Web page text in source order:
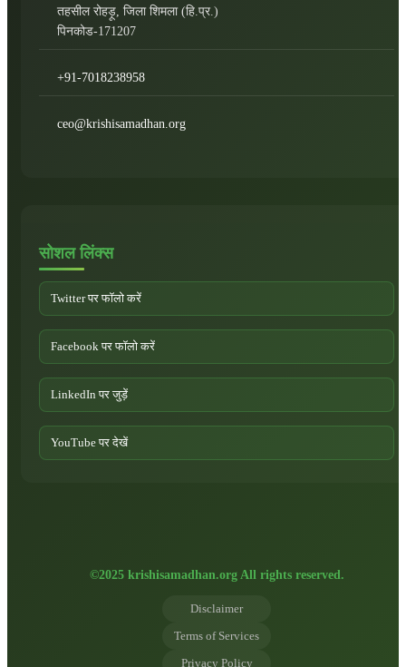
तहसील रोहड़ू, जिला शिमला (हि.प्र.)
पिनकोड-171207
+91-7018238958
ceo@krishisamadhan.org
सोशल लिंक्स
Twitter पर फॉलो करें
Facebook पर फॉलो करें
LinkedIn पर जुड़ें
YouTube पर देखें
©2025 krishisamadhan.org All rights reserved.
Disclaimer
Terms of Services
Privacy Policy